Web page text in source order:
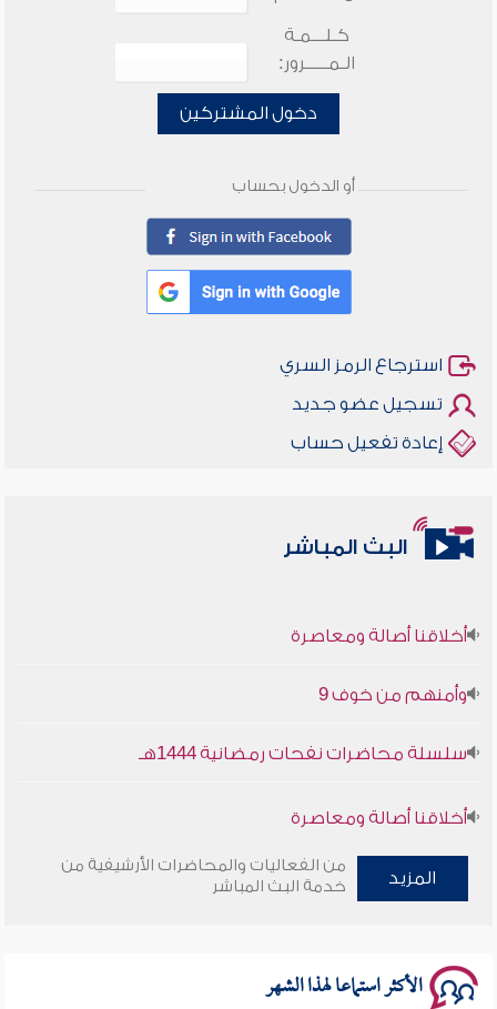
كـلـــمـة
الـمـــــرور:
دخول المشتركين
أو الدخول بحساب
استرجاع الرمز السري
تسجيل عضو جديد
إعادة تفعيل حساب
البث المباشر
أخلاقنا أصالة ومعاصرة
وأمنهم من خوف 9
سلسلة محاضرات نفحات رمضانية 1444هـ
أخلاقنا أصالة ومعاصرة
وأمنهم من خوف 9
المزيد
من الفعاليات والمحاضرات الأرشيفية من
خدمة البث المباشر
الأكثر استماعا لهذا الشهر